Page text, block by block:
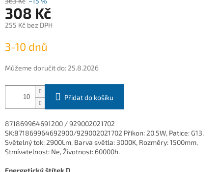
308 Kč
255 Kč bez DPH
cena:
3-10 dnů
Můžeme doručit do: 25.8.2026
Přidat do košíku
871869964691200 / 929002021702
SK:871869964692900/929002021702 Příkon: 20.5W, Patice: G13,
Světelný tok: 2900Lm, Barva světla: 3000K, Rozměry: 1500mm,
Stmívatelnost: Ne, Životnost: 60000h.